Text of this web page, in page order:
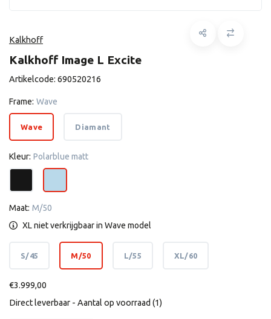
Kalkhoff
Kalkhoff Image L Excite
Artikelcode: 690520216
Frame: Wave
Wave Diamant
Kleur: Polarblue matt
Maat: M/50
XL niet verkrijgbaar in Wave model
S/45 M/50 L/55 XL/60
€3.999,00
Direct leverbaar - Aantal op voorraad (1)